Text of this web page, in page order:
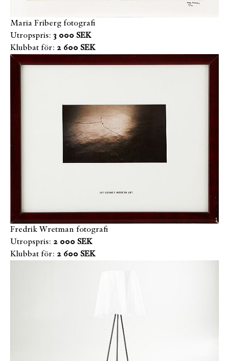
Maria Friberg fotografi
Utropspris: 3 000 SEK
Klubbat för: 2 600 SEK
Fredrik Wretman fotografi
Utropspris: 2 000 SEK
Klubbat för: 2 600 SEK